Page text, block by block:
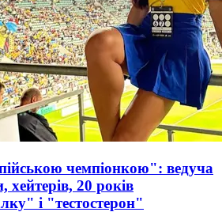
чемпіонкою": ведуча
20 років
і "тестостерон"